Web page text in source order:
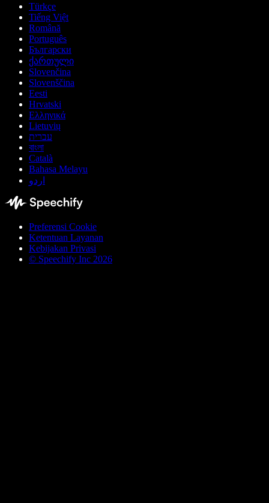
Türkçe
Tiếng Việt
Română
Português
Български
ქართული
Slovenčina
Slovenščina
Eesti
Hrvatski
Ελληνικά
Lietuvių
עברית
বাংলা
Català
Bahasa Melayu
اردو
Preferensi Cookie
Ketentuan Layanan
Kebijakan Privasi
© Speechify Inc 2026